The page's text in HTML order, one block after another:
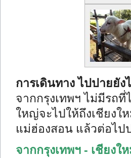
การเดินทาง ไปปายยัง
จากกรุงเทพฯ ไม่มีรถ
ใหญ่จะไปให้ถึงเชียงใ
แม่ฮ่องสอน แล้วต่อไป
จากกรุงเทพฯ - เชียงใ